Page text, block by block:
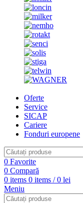
Oferte
Service
SICAP
Cariere
Fonduri europene
0 Favorite
0 Compară
0 items 0 items / 0 lei
Meniu